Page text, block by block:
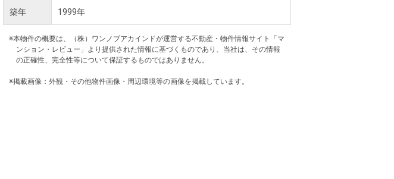
築年 1999年
※本物件の概要は、（株）ワンノブアカインドが運営する不動産・物件情報サイト「マ
ンション・レビュー」より提供された情報に基づくものであり、当社は、その情報
の正確性、完全性等について保証するものではありません。
※掲載画像：外観・その他物件画像・周辺環境等の画像を掲載しています。